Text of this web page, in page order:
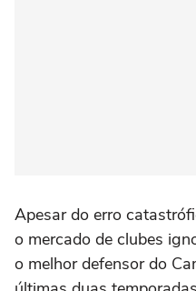
Apesar do erro
o mercado de clubes
o melhor defensor do